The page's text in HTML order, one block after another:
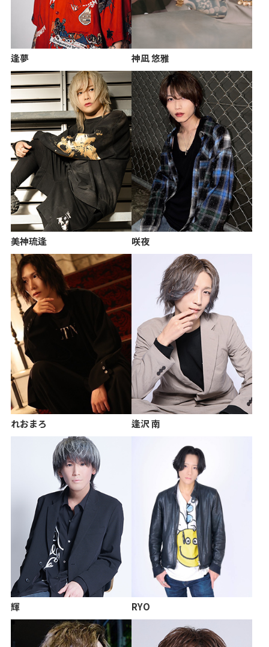
逢夢 神凪 悠雅
美神琉逢 咲夜
れおまろ 逢沢 南
輝 RYO